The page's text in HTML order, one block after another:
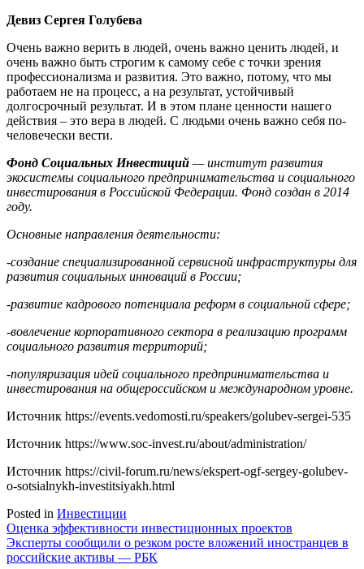
Девиз Сергея Голубева
Очень важно верить в людей, очень важно ценить людей, и
очень важно быть строгим к самому себе с точки зрения
профессионализма и развития. Это важно, потому, что мы
работаем не на процесс, а на результат, устойчивый
долгосрочный результат. И в этом плане ценности нашего
действия – это вера в людей. С людьми очень важно себя по-
человечески вести.
Фонд Социальных Инвестиций — институт развития
экосистемы социального предпринимательства и социального
инвестирования в Российской Федерации. Фонд создан в 2014
году.
Основные направления деятельности:
-создание специализированной сервисной инфраструктуры для
развития социальных инноваций в России;
-развитие кадрового потенциала реформ в социальной сфере;
-вовлечение корпоративного сектора в реализацию программ
социального развития территорий;
-популяризация идей социального предпринимательства и
инвестирования на общероссийском и международном уровне.
Источник https://events.vedomosti.ru/speakers/golubev-sergei-535
Источник https://www.soc-invest.ru/about/administration/
Источник https://civil-forum.ru/news/ekspert-ogf-sergey-golubev-
o-sotsialnykh-investitsiyakh.html
Posted in Инвестиции
Навигация
по
Оценка эффективности инвестиционных проектов
Эксперты сообщили о резком росте вложений иностранцев в
российские активы — РБК